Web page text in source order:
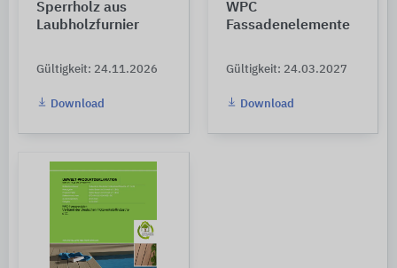
Sperrholz aus
Laubholzfurnier
Gültigkeit: 24.11.2026
Download
WPC
Fassadenelemente
Gültigkeit: 24.03.2027
Download